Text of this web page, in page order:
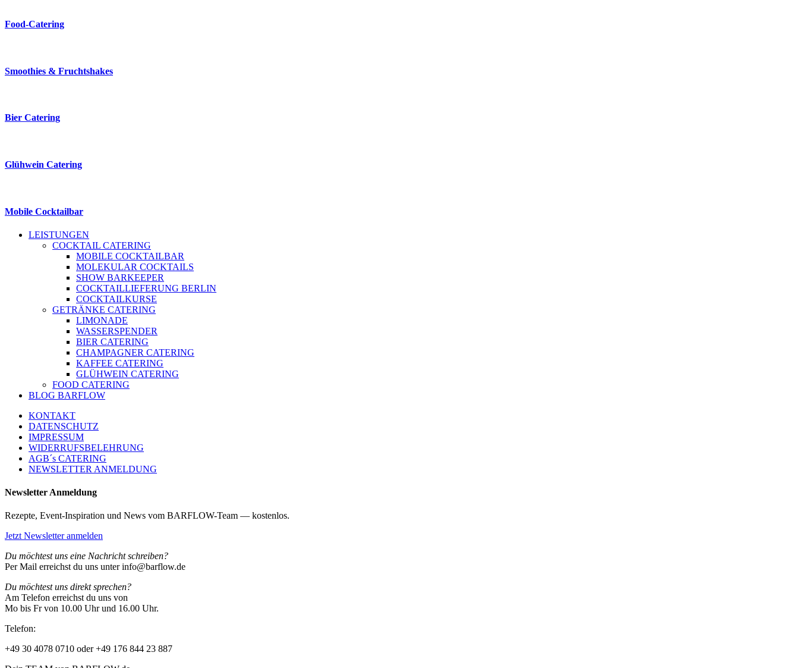
Food-Catering
Smoothies & Fruchtshakes
Bier Catering
Glühwein Catering
Mobile Cocktailbar
LEISTUNGEN
COCKTAIL CATERING
MOBILE COCKTAILBAR
MOLEKULAR COCKTAILS
SHOW BARKEEPER
COCKTAILLIEFERUNG BERLIN
COCKTAILKURSE
GETRÄNKE CATERING
LIMONADE
WASSERSPENDER
BIER CATERING
CHAMPAGNER CATERING
KAFFEE CATERING
GLÜHWEIN CATERING
FOOD CATERING
BLOG BARFLOW
KONTAKT
DATENSCHUTZ
IMPRESSUM
WIDERRUFSBELEHRUNG
AGB´s CATERING
NEWSLETTER ANMELDUNG
Newsletter Anmeldung
Rezepte, Event-Inspiration und News vom BARFLOW-Team — kostenlos.
Jetzt Newsletter anmelden
Du möchtest uns eine Nachricht schreiben?
Per Mail erreichst du uns unter info@barflow.de
Du möchtest uns direkt sprechen?
Am Telefon erreichst du uns von
Mo bis Fr von 10.00 Uhr und 16.00 Uhr.
Telefon:
+49 30 4078 0710 oder +49 176 844 23 887